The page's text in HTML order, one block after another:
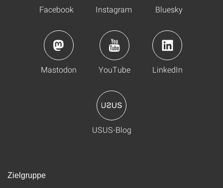
Facebook Instagram Bluesky
Mastodon YouTube LinkedIn
USUS-Blog
Zielgruppe